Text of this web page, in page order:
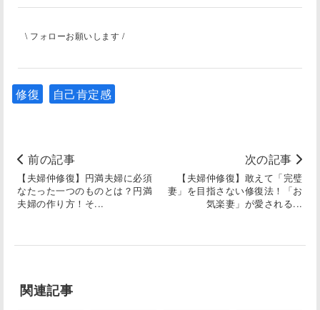
\ フォローお願いします /
修復 自己肯定感
前の記事
【夫婦仲修復】円満夫婦に必須
なたった一つのものとは？円満
夫婦の作り方！そ...
次の記事
【夫婦仲修復】敢えて「完璧
妻」を目指さない修復法！「お
気楽妻」が愛される...
関連記事